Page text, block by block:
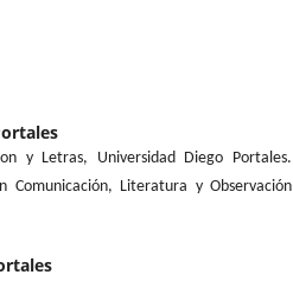
y Letras, Universidad Diego Portales.
Comunicación, Literatura y Observación